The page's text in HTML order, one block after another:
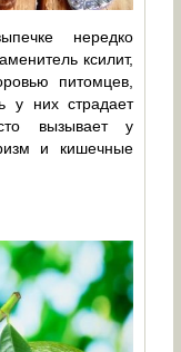
нередко
ксилит,
питомцев,
у них страдает
вызывает у
и кишечные